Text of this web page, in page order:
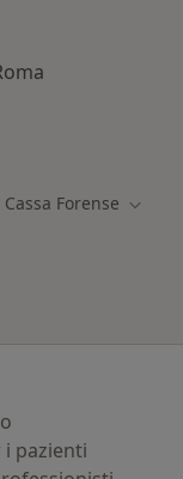
città
Cassa Forense
pazienti